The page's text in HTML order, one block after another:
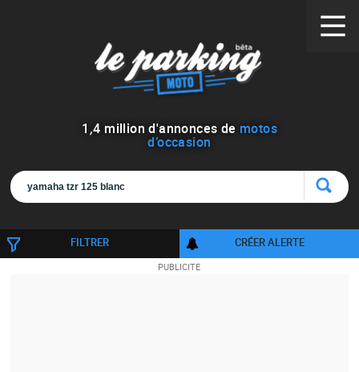
1 ,4 million d'annonces de motos
d’occasion
FILTRER CRÉER ALERTE